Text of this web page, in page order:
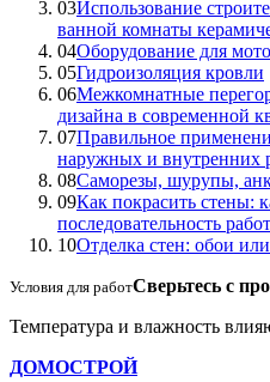
03Использование
ванной комнаты
04Оборудование для
05Гидроизоляция кровли
06Межкомнатные
дизайна в современной
07Правильное
наружных и внутренних
08Саморезы, шурупы,
09Как покрасить стены:
последовательность работ
10Отделка стен: обои
Условия для работСверьтесь с
Температура и влажность
ДОМОСТРОЙ